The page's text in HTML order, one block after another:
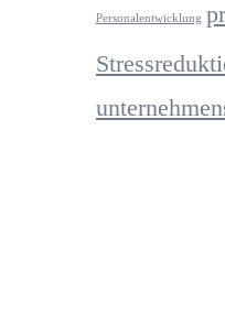
Personalentwicklung